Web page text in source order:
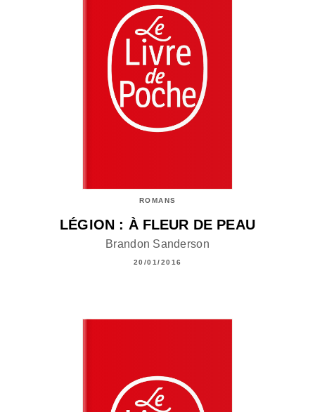
ROMANS
LÉGION : À FLEUR DE PEAU
Brandon Sanderson
20/01/2016